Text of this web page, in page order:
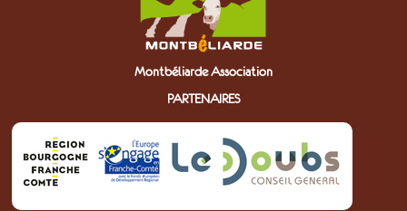
Montbéliarde Association
PARTENAIRES